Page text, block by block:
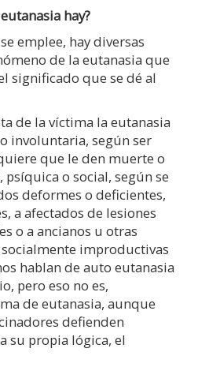
hay?
emplee, hay diversas
de la eutanasia que
significado que se dé al
de la víctima la eutanasia
involuntaria, según ser
que le den muerte o
psíquica o social, según se
deformes o deficientes,
a afectados de lesiones
o a ancianos u otras
improductivas
hablan de auto eutanasia
pero eso no es,
de eutanasia, aunque
defienden
su propia lógica, el